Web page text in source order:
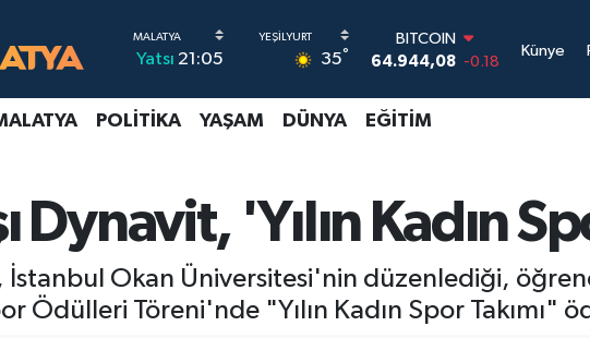
Yatsı 21:05 35°
BITCOIN
64.944,08 -0.18
EURO
GRAM ALTIN
6660.55 0.03
BİST100
13.779
-14
Künye
POLITIKA YAŞAM DÜNYA EĞITIM
Dynavit, 'Yılın Kadın
İstanbul Okan Üniversitesi'nin düzenlediği,
Ödülleri Töreni'nde "Yılın Kadın Spor Takımı"
Fikstür